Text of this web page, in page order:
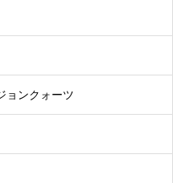
ョンクォーツ